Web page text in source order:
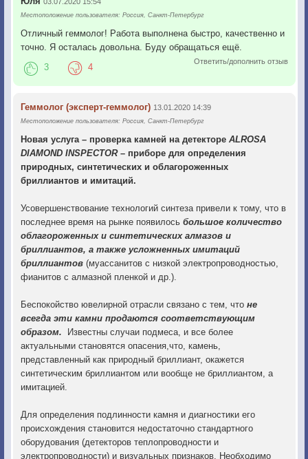
Местоположение пользователя: Россия, Санкт-Петербург
Отличный геммолог! Работа выполнена быстро, качественно и
точно. Я осталась довольна. Буду обращаться ещё.
Ответить/дополнить отзыв
3 4
Геммолог (эксперт-геммолог) 13.01.2020 14:39
Местоположение пользователя: Россия, Санкт-Петербург
Новая услуга – проверка камней на детекторе ALROSA
DIAMOND INSPECTOR– приборе для определения
природных, синтетических и облагороженных
бриллиантов и имитаций.
Усовершенствование технологий синтеза привели к тому, что в
последнее время на рынке появилось большое количество
облагороженных и синтетических алмазов и
бриллиантов, а также усложненных имитаций
бриллиантов (муассaнитов с низкой электропроводностью,
фианитов с алмазной пленкой и др.).
Беспокойство ювелирной отрасли связано с тем, что не
всегда эти камни продаются соответствующим
образом. Известны случаи подмеса, и все более
актуальными становятся опасения,что, камень,
представленный как природный бриллиант, окажется
синтетическим бриллиантом или вообще не бриллиантом, а
имитацией.
Для определения подлинности камня и диагностики его
происхождения становится недостаточно стандартного
оборудования (детекторов теплопроводности и
электропроводности) и визуальных признаков. Необходимо